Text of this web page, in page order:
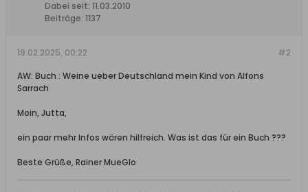
Dabei seit: 11.03.2010
Beiträge: 1137
#2
19.02.2025, 00:22
AW: Buch : Weine ueber Deutschland mein Kind von Alfons
Sarrach
Moin, Jutta,
ein paar mehr Infos wären hilfreich. Was ist das für ein Buch ???
Beste Grüße, Rainer MueGlo